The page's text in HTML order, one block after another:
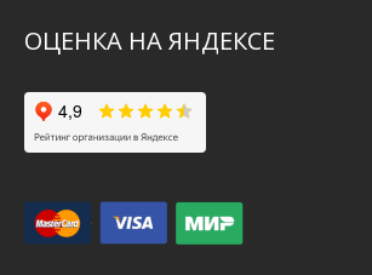
ОЦЕНКА НА ЯНДЕКСЕ